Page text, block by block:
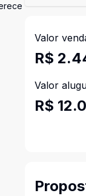
Valor
R$
Valor
R$